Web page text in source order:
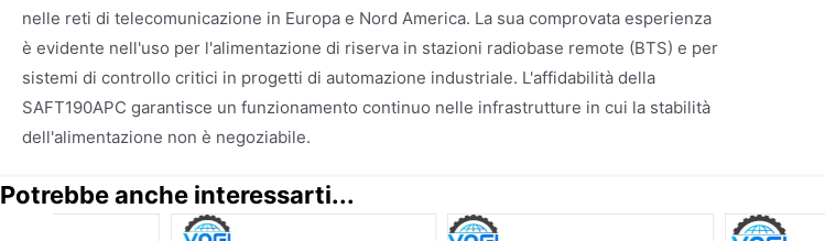
nelle reti di telecomunicazione in Europa e Nord America. La sua comprovata esperienza
è evidente nell'uso per l'alimentazione di riserva in stazioni radiobase remote (BTS) e per
sistemi di controllo critici in progetti di automazione industriale. L'affidabilità della
SAFT190APC garantisce un funzionamento continuo nelle infrastrutture in cui la stabilità
dell'alimentazione non è negoziabile.
Potrebbe anche interessarti...